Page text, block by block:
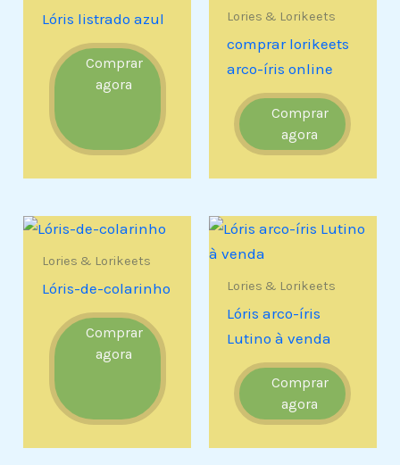
Lóris listrado azul
Comprar
agora
Lories & Lorikeets
comprar lorikeets
arco-íris online
Comprar
agora
Lories & Lorikeets
Lóris-de-colarinho
Comprar
agora
Lories & Lorikeets
Lóris arco-íris
Lutino à venda
Comprar
agora